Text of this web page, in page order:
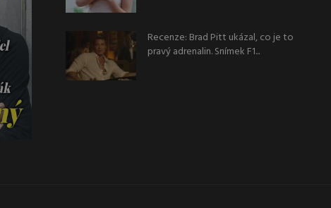
Recenze: Brad Pitt ukázal, co je to
pravý adrenalin. Snímek F1...